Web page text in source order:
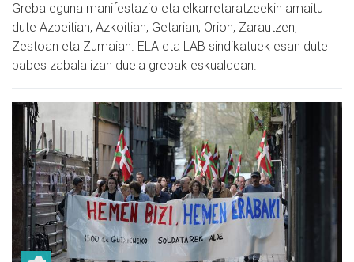
Greba eguna manifestazio eta elkarretaratzeekin amaitu
dute Azpeitian, Azkoitian, Getarian, Orion, Zarautzen,
Zestoan eta Zumaian. ELA eta LAB sindikatuek esan dute
babes zabala izan duela grebak eskualdean.